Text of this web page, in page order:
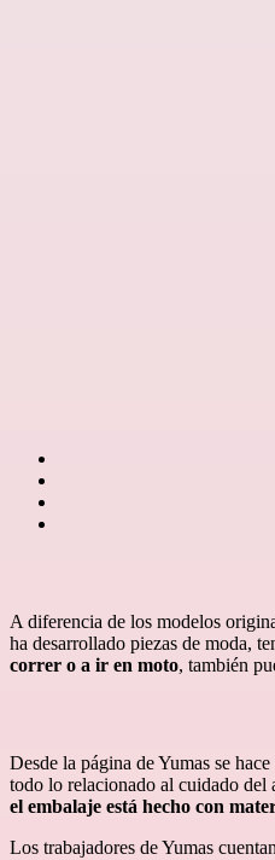
A diferencia de los modelos
ha desarrollado piezas de moda,
correr o a ir en moto, también
Desde la página de Yumas se
todo lo relacionado al cuidado del
el embalaje está hecho con
Los trabajadores de Yumas